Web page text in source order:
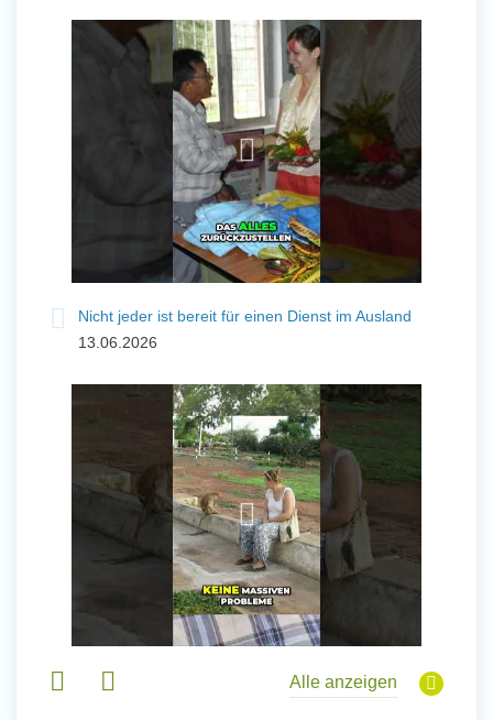
Nicht jeder ist bereit für einen Dienst im Ausland
13.06.2026
Alle anzeigen